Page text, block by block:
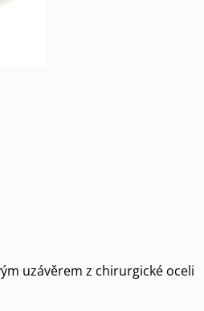
uzávěrem z chirurgické oceli